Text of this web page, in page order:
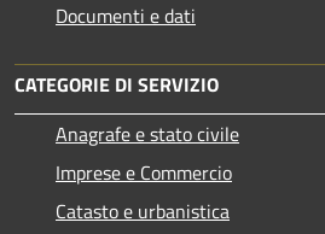
Documenti e dati
CATEGORIE DI SERVIZIO
Anagrafe e stato civile
Imprese e Commercio
Catasto e urbanistica